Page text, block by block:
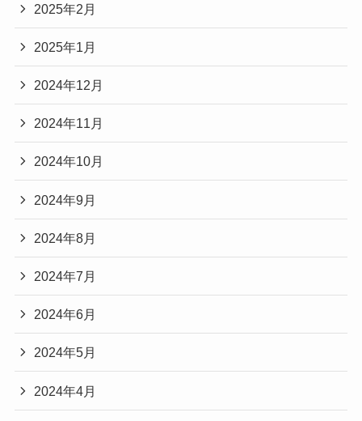
2025年2月
2025年1月
2024年12月
2024年11月
2024年10月
2024年9月
2024年8月
2024年7月
2024年6月
2024年5月
2024年4月